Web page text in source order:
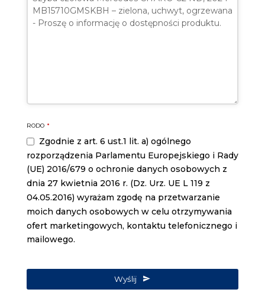
Email
Address *
RODO *
Zgodnie z art. 6 ust.1 lit. a) ogólnego
rozporządzenia Parlamentu Europejskiego i Rady
(UE) 2016/679 o ochronie danych osobowych z
dnia 27 kwietnia 2016 r. (Dz. Urz. UE L 119 z
04.05.2016) wyrażam zgodę na przetwarzanie
moich danych osobowych w celu otrzymywania
ofert marketingowych, kontaktu telefonicznego i
mailowego.
Wyślij